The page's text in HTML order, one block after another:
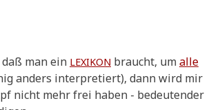
man ein LEXIKON braucht, umalle
anders inter­pre­tiert), dann wird mir
nicht mehr frei haben - bedeu­ten­der